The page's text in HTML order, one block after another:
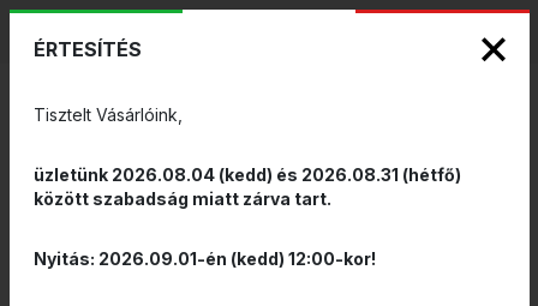
HUN
ÉRTESÍTÉS
Tisztelt Vásárlóink,
üzletünk 2026.08.04 (kedd) és 2026.08.31 (hétfő)
között szabadság miatt zárva tart.
Nyitás: 2026.09.01-én (kedd) 12:00-kor!